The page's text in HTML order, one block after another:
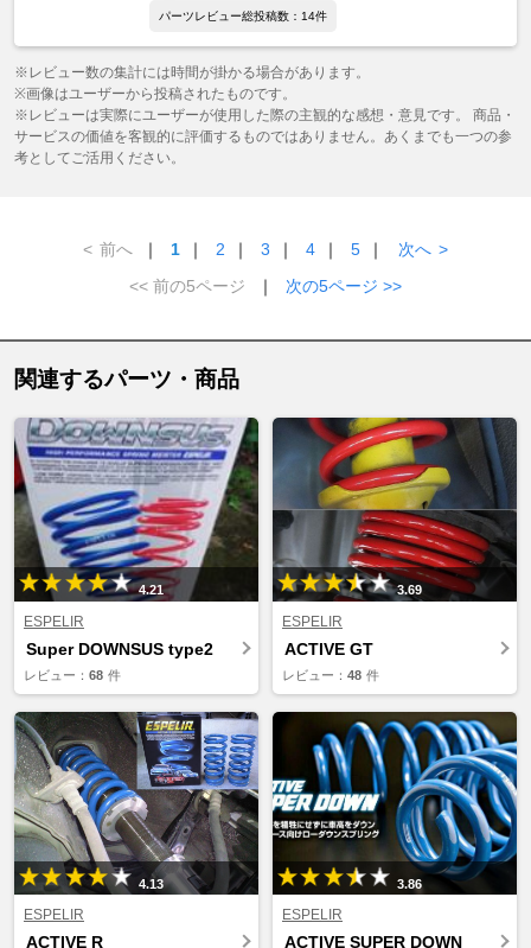
パーツレビュー総投稿数：14件
※レビュー数の集計には時間が掛かる場合があります。
※画像はユーザーから投稿されたものです。
※レビューは実際にユーザーが使用した際の主観的な感想・意見です。 商品・
サービスの価値を客観的に評価するものではありません。あくまでも一つの参
考としてご活用ください。
< 前へ ｜ 1 ｜ 2 ｜ 3 ｜ 4 ｜ 5 ｜ 次へ >
<< 前の5ページ
｜ 次の5ページ >>
関連するパーツ・商品
4.21
ESPELIR
Super DOWNSUS type2
レビュー： 68 件
3.69
ESPELIR
ACTIVE GT
レビュー： 48 件
4.13
ESPELIR
ACTIVE R
3.86
ESPELIR
ACTIVE SUPER DOWN